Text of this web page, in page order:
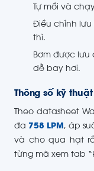
Tự mồi và
Điều chỉnh
thì.
Bơm được
dễ bay hơi.
Thông số kỹ
Theo datasheet
đa 758 LPM, áp
và cho qua hạt
từng mã xem tab